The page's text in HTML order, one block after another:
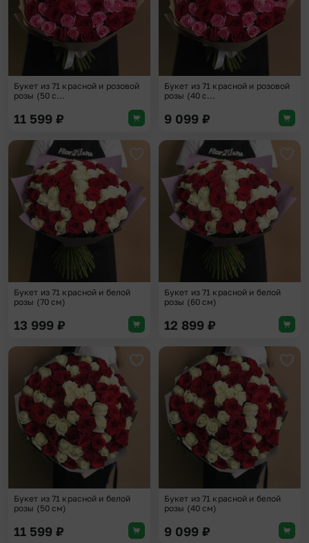
Букет из 71 красной и розовой
розы (50 с...
11 599 ₽
Букет из 71 красной и розовой
розы (40 с...
9 099 ₽
Добавить в избранное
Букет из 71 красной и белой
розы (70 см)
13 999 ₽
Букет из 71 красной и белой
розы (60 см)
12 899 ₽
Добавить в избранное
Букет из 71 красной и белой
розы (50 см)
11 599 ₽
Букет из 71 красной и белой
розы (40 см)
9 099 ₽